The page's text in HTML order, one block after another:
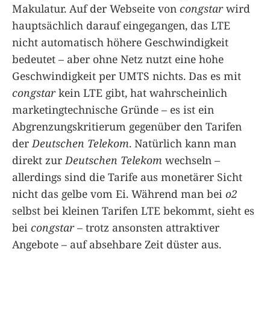
Makulatur. Auf der Webseite von congstarwird
hauptsächlich darauf eingegangen, das LTE
nicht automatisch höhere Geschwindigkeit
bedeutet – aber ohne Netz nutzt eine hohe
Geschwindigkeit per UMTS nichts. Das es mit
congstarkein LTE gibt, hat wahrscheinlich
marketingtechnische Gründe – es ist ein
Abgrenzungskritierum gegenüber den Tarifen
derDeutschen Telekom. Natürlich kann man
direkt zurDeutschen Telekom wechseln –
allerdings sind die Tarife aus monetärer Sicht
nicht das gelbe vom Ei. Während man bei o2
selbst bei kleinen Tarifen LTE bekommt, sieht es
bei congstar– trotz ansonsten attraktiver
Angebote – auf absehbare Zeit düster aus.